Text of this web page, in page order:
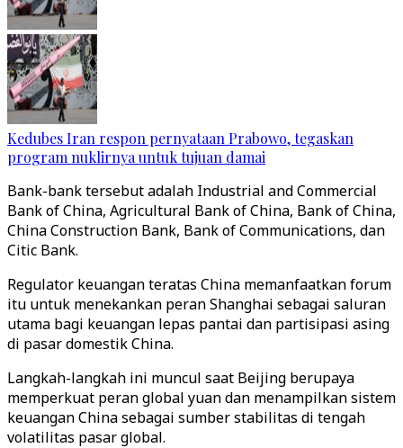
Kedubes Iran respon pernyataan Prabowo, tegaskan
program nuklirnya untuk tujuan damai
Bank-bank tersebut adalah Industrial and Commercial
Bank of China, Agricultural Bank of China, Bank of China,
China Construction Bank, Bank of Communications, dan
Citic Bank.
Regulator keuangan teratas China memanfaatkan forum
itu untuk menekankan peran Shanghai sebagai saluran
utama bagi keuangan lepas pantai dan partisipasi asing
di pasar domestik China.
Langkah-langkah ini muncul saat Beijing berupaya
memperkuat peran global yuan dan menampilkan sistem
keuangan China sebagai sumber stabilitas di tengah
volatilitas pasar global.